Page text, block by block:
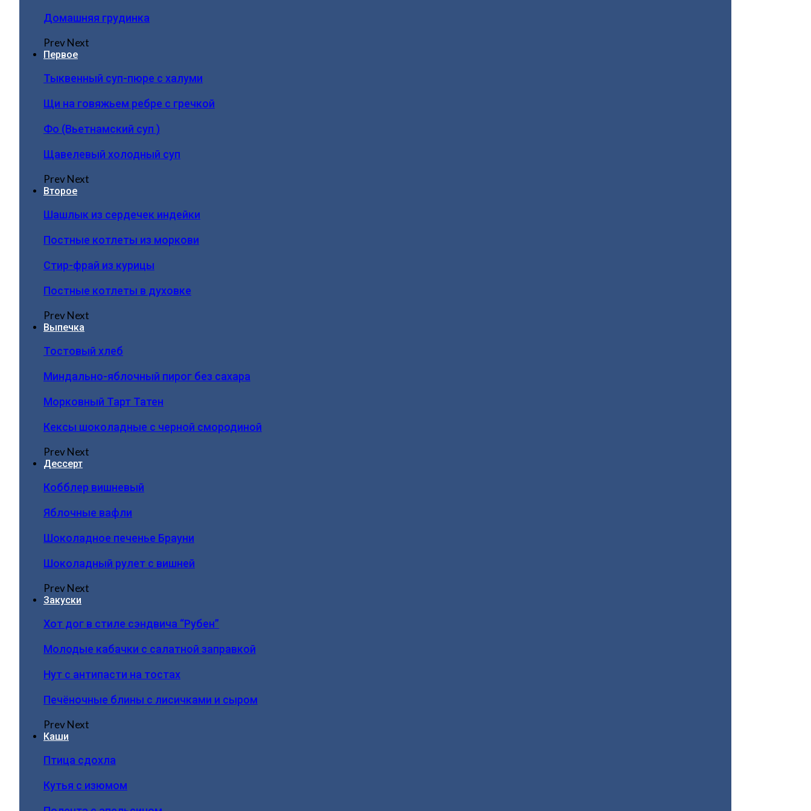
Домашняя грудинка
PrevNext
Первое
Тыквенный суп-пюре с халуми
Щи на говяжьем ребре с гречкой
Фо (Вьетнамский суп )
Щавелевый холодный суп
PrevNext
Второе
Шашлык из сердечек индейки
Постные котлеты из моркови
Стир-фрай из курицы
Постные котлеты в духовке
PrevNext
Выпечка
Тостовый хлеб
Миндально-яблочный пирог без сахара
Морковный Тарт Татен
Кексы шоколадные с черной смородиной
PrevNext
Дессерт
Кобблер вишневый
Яблочные вафли
Шоколадное печенье Брауни
Шоколадный рулет с вишней
PrevNext
Закуски
Хот дог в стиле сэндвича “Рубен”
Молодые кабачки с салатной заправкой
Нут с антипасти на тостах
Печёночные блины с лисичками и сыром
PrevNext
Каши
Птица сдохла
Кутья с изюмом